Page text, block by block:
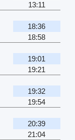
13:11
18:36
18:58
19:01
19:21
19:32
19:54
20:39
21:04